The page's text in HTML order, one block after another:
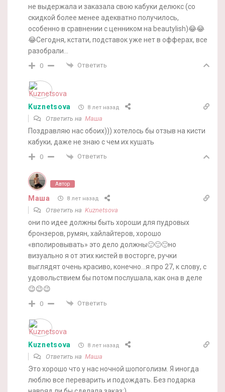
не выдержала и заказала свою кабуки делюкс (со
скидкой более менее адекватно получилось,
особенно в сравнении с ценником на beautylish)😂😂
😂Сегодня, кстати, подставок уже нет в офферах, все
разобрали…
0 Ответить
Kuznetsova 8 лет назад
Ответить на Маша
Поздравляю нас обоих))) хотелось бы отзыв на кисти
кабуки, даже не знаю с чем их кушать
0 Ответить
Автор
Маша 8 лет назад
Ответить на Kuznetsova
они по идее должны быть хороши для пудровых
бронзеров, румян, хайлайтеров, хорошо
«вполировывать» это дело должны🙂🙂🙂но
визуально я от этих кистей в восторге, ручки
выглядят очень красиво, конечно…я про 27, к слову, с
удовольствием бы потом послушала, как она в деле
😉😉😉
0 Ответить
Kuznetsova 8 лет назад
Ответить на Маша
Это хорошо что у нас ночной шопоголизм. Я иногда
люблю все переварить и подождать. Без подарка